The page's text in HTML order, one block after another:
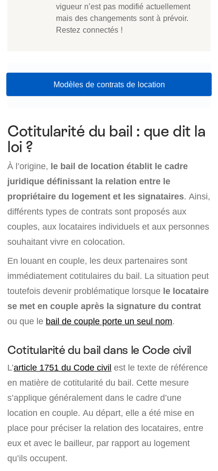
vigueur n’est pas modifié actuellement
mais des changements sont à prévoir.
Restez connectés !
Modèles de contrats de location
Cotitularité du bail : que dit la
loi ?
À l’origine, le bail de location établit le cadre
juridique définissant la relation entre le
propriétaire du logement et les signataires. Ainsi,
différents types de contrats sont proposés aux
couples, aux locataires individuels et aux personnes
souhaitant vivre en colocation.
En louant en couple, les deux partenaires sont
immédiatement cotitulaires du bail. La situation peut
toutefois devenir problématique lorsque le locataire
se met en couple après la signature du contrat
ou que le bail de couple porte un seul nom.
Cotitularité du bail dans le Code civil
L’article 1751 du Code civil est le texte de référence
en matière de cotitularité du bail. Cette mesure
s’applique généralement dans le cadre d’une
location en couple. Au départ, elle a été mise en
place pour préciser la relation des locataires, entre
eux et avec le bailleur, par rapport au logement
qu’ils occupent.